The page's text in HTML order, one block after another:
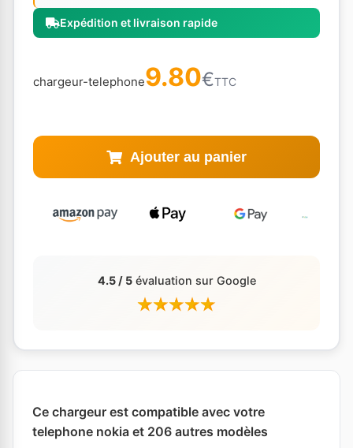
Expédition et livraison rapide
chargeur-telephone9.80€TTC
Ajouter au panier
4.5 / 5évaluation sur Google
Ce chargeur est compatible avec votre
telephone nokia et 206 autres modèles